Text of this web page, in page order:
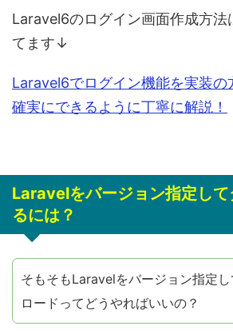
Laravel6のログイン画面作成方法
てます↓
Laravel6でログイン機能を実装の
確実にできるように丁寧に解説！
Laravelをバージョン指定し
るには？
そもそもLaravelをバージョン指定
ロードってどうやればいいの？